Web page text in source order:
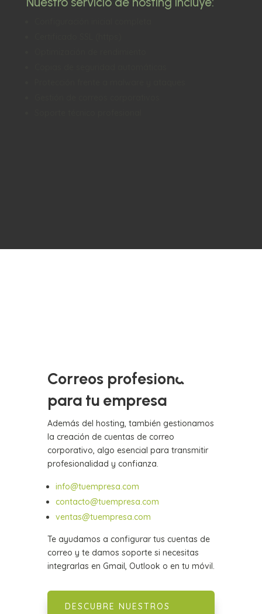
Correos profesionales
para tu empresa
Además del hosting, también gestionamos
la creación de cuentas de correo
corporativo, algo esencial para transmitir
profesionalidad y confianza.
info@tuempresa.com
contacto@tuempresa.com
ventas@tuempresa.com
Te ayudamos a configurar tus cuentas de
correo y te damos soporte si necesitas
integrarlas en Gmail, Outlook o en tu móvil.
DESCUBRE NUESTROS